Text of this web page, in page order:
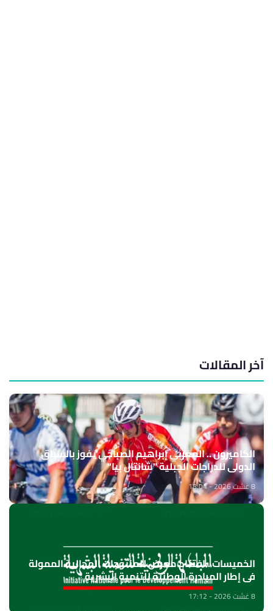
آخر المقالات
الكاميرون .. المغربي إبراهيم الصباحي يفوز بالسباق
الدولي للدراجات الجبلية "شانتال بيا"
8 غشت 2026 - 18:04
الخميسات ..افتتاح معرض للمنتوجات المجالية الممولة
في إطار المبادرة الوطنية للتنمية البشرية
8 غشت 2026 - 17:12